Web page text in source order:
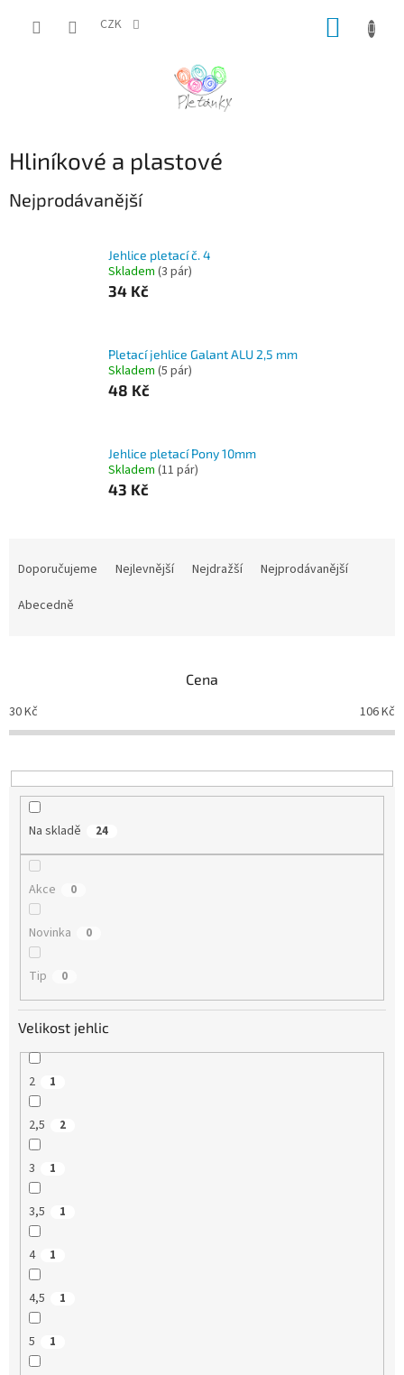
CZK
Hliníkové a plastové
Nejprodávanější
Jehlice pletací č. 4
Skladem (3 pár)
34 Kč
Pletací jehlice Galant ALU 2,5 mm
Skladem (5 pár)
48 Kč
Jehlice pletací Pony 10mm
Skladem (11 pár)
43 Kč
o
d
k
t
Doporučujeme Nejlevnější Nejdražší
Nejprodávanější
Abecedně
Cena
30Kč 106Kč
Na skladě 24
Akce 0
Novinka 0
Tip 0
Velikost jehlic
2 1
2,5 2
3 1
3,5 1
4 1
4,5 1
5 1